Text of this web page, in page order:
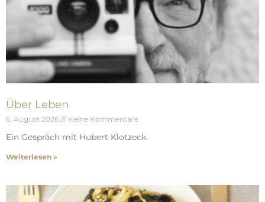
Über Leben
6. August 2026 Keine Kommentare
Ein Gespräch mit Hubert Klotzeck.
Weiterlesen »